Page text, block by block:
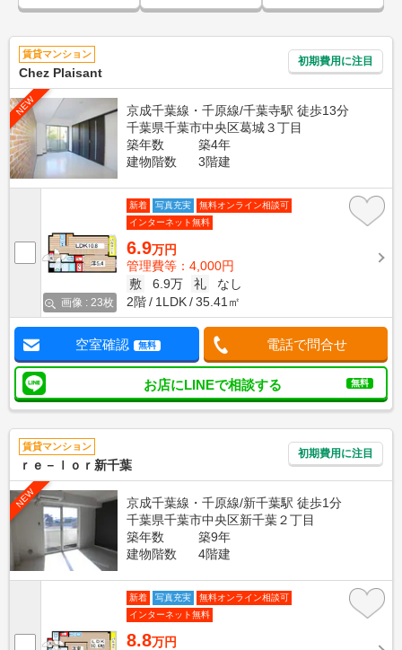
賃貸マンション
Chez Plaisant
初期費用に注目
NEW
京成千葉線・千原線/千葉寺駅 徒歩13分
千葉県千葉市中央区葛城３丁目
築年数
築4年
建物階数
3階建
画像 : 23枚
新着 写真充実
無料オンライン相談可
インターネット無料
6.9万円
管理費等：4,000円
敷
6.9万 礼
なし
2階
1LDK 35.41㎡
空室確認 無料 電話で問合せ
お店にLINEで相談する 無料
賃貸マンション
ｒｅ－ｌｏｒ新千葉
初期費用に注目
NEW
京成千葉線・千原線/新千葉駅 徒歩1分
千葉県千葉市中央区新千葉２丁目
築年数
築9年
建物階数
4階建
新着 写真充実
無料オンライン相談可
インターネット無料
8.8万円